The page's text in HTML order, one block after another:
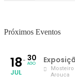
Próximos Eventos
18
JUL
30
AGO
Arouca